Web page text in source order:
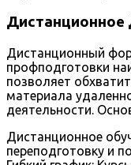
Дистанционное
Дистанционный
профподготовки
позволяет
материала
деятельности.
Дистанционное
переподготовку и